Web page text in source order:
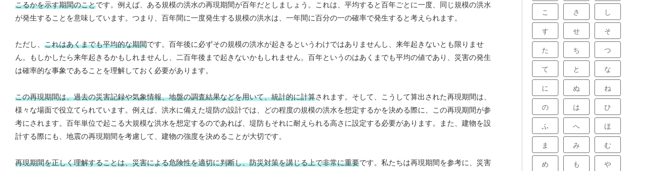
こるかを示す期間のことです。例えば、ある規模の洪水の再現期間が百年だとしましょう。これは、平均すると百年ごとに一度、同じ規模の洪水
が発生することを意味しています。つまり、百年間に一度発生する規模の洪水は、一年間に百分の一の確率で発生すると考えられます。
ただし、 これはあくまでも平均的な期間です。百年後に必ずその規模の洪水が起きるというわけではありませんし、来年起きないとも限りませ
ん。もしかしたら来年起きるかもしれませんし、二百年後まで起きないかもしれません。百年というのはあくまでも平均の値であり、災害の発生
は確率的な事象であることを理解しておく必要があります。
この再現期間は、過去の災害記録や気象情報、地盤の調査結果などを用いて、統計的に計算されます。そして、こうして算出された再現期間は、
様々な場面で役立てられています。例えば、洪水に備えた堤防の設計では、どの程度の規模の洪水を想定するかを決める際に、この再現期間が参
考にされます。百年単位で起こる大規模な洪水を想定するのであれば、堤防もそれに耐えられる高さに設定する必要があります。また、建物を設
計する際にも、地震の再現期間を考慮して、建物の強度を決めることが大切です。
再現期間を正しく理解することは、災害による危険性を適切に判断し、防災対策を講じる上で非常に重要です。私たちは再現期間を参考に、災害
こ さ し
す せ そ
た ち つ
て と な
に ぬ ね
の は ひ
ふ へ ほ
ま み む
め も や